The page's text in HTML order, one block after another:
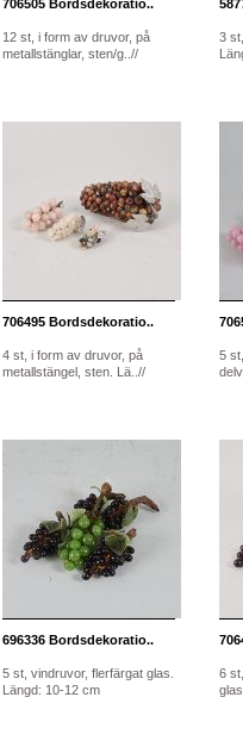
706505 Bordsdekoratio..
12 st, i form av druvor, på
metallstänglar, sten/g..//
3
706495 Bordsdekoratio..
4 st, i form av druvor, på
metallstängel, sten. Lä..//
5
696336 Bordsdekoratio..
5 st, vindruvor, flerfärgat glas.
Längd: 10-12 cm
6